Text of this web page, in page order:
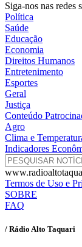
Siga-nos nas redes
Política
Saúde
Educação
Economia
Direitos Humanos
Entretenimento
Esportes
Geral
Justiça
Conteúdo
Agro
Clima e
Indicadores
Termos de Uso e
SOBRE
FAQ
/ Rádio Alto Taquari